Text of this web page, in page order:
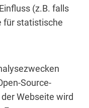
(z.B. falls
für statistische
Source-
Webseite wird